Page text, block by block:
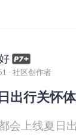
驾驶体验#
· 社区创作者
出行关怀
会上线夏日